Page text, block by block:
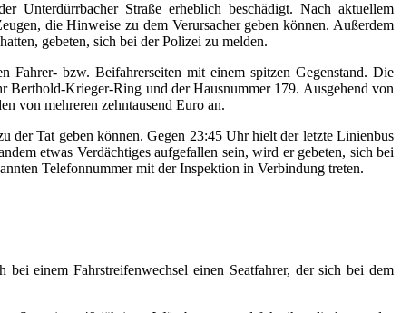
Unterdürrbacher Straße erheblich beschädigt. Nach aktuellem
die Hinweise zu dem Verursacher geben können. Außerdem
gebeten, sich bei der Polizei zu melden.
bzw. Beifahrerseiten mit einem spitzen Gegenstand. Die
Berthold-Krieger-Ring und der Hausnummer 179. Ausgehend von
von mehreren zehntausend Euro an.
der Tat geben können. Gegen 23:45 Uhr hielt der letzte Linienbus
etwas Verdächtiges aufgefallen sein, wird er gebeten, sich bei
Telefonnummer mit der Inspektion in Verbindung treten.
einem Fahrstreifenwechsel einen Seatfahrer, der sich bei dem